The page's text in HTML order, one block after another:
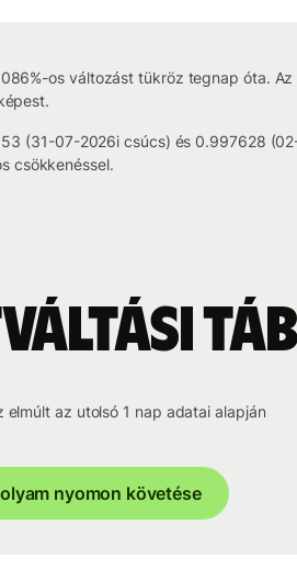
os változást tükröz tegnap óta.
(31-07-2026i csúcs) és 0.997628
csökkenéssel.
elmúlt az utolsó 1 nap adatai alapján
nyomon követése